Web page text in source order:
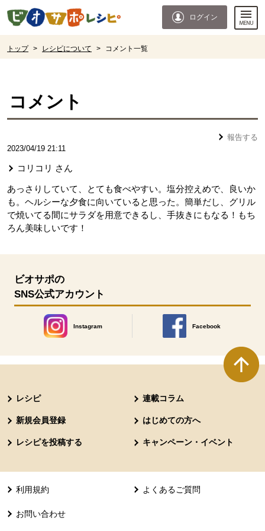
ページの先頭です。
ログイン
トップ > レシピについて > コメント一覧
コメント
報告する
2023/04/19 21:11
コリコリ さん
あっさりしていて、とても食べやすい。塩分控えめで、良いか
も。ヘルシーな夕食に向いていると思った。簡単だし、グリル
で焼いてる間にサラダを用意できるし、手抜きにもなる！もち
ろん美味しいです！
ビオサポの
SNS公式アカウント
Instagram
別のウィンドウで開きます。
Facebook
別のウィンドウで開きます
レシピ 連載コラム
新規会員登録 はじめての方へ
レシピを投稿する キャンペーン・イベント
利用規約 よくあるご質問
お問い合わせ